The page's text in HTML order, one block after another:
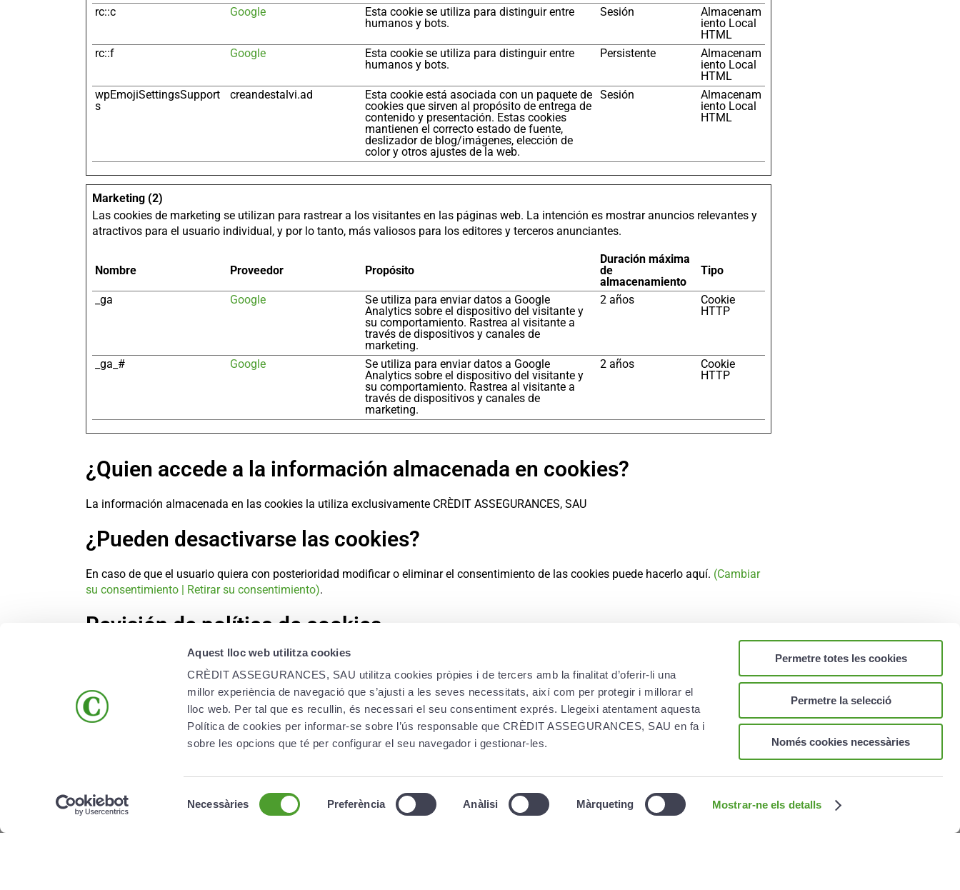
Aquest lloc web utilitza cookies
CRÈDIT ASSEGURANCES, SAU utilitza cookies pròpies i de tercers amb la finalitat d’oferir-li una
millor experiència de navegació que s’ajusti a les seves necessitats, així com per protegir i millorar el
lloc web. Per tal que es recullin, és necessari el seu consentiment exprés. Llegeixi atentament aquesta
Política de cookies per informar-se sobre l’ús responsable que CRÈDIT ASSEGURANCES, SAU en fa i
sobre les opcions que té per configurar el seu navegador i gestionar-les.
Necessàries Preferència Anàlisi Màrqueting Mostrar-ne els detalls
Permetre totes les cookies
Permetre la selecció
Només cookies necessàries
rc::c
Google
Esta cookie se utiliza para distinguir entre
humanos y bots.
Sesión
Almacenam
iento Local
HTML
rc::f
Google
Esta cookie se utiliza para distinguir entre
humanos y bots.
Persistente
Almacenam
iento Local
HTML
wpEmojiSettingsSupport
s
creandestalvi.ad
Esta cookie está asociada con un paquete de
cookies que sirven al propósito de entrega de
contenido y presentación. Estas cookies
mantienen el correcto estado de fuente,
deslizador de blog/imágenes, elección de
color y otros ajustes de la web.
Sesión
Almacenam
iento Local
HTML
Marketing (2)
Las cookies de marketing se utilizan para rastrear a los visitantes en las páginas web. La intención es mostrar anuncios relevantes y
atractivos para el usuario individual, y por lo tanto, más valiosos para los editores y terceros anunciantes.
Nombre Proveedor Propósito
Duración máxima
de
almacenamiento
Tipo
_ga Google
Se utiliza para enviar datos a Google
Analytics sobre el dispositivo del visitante y
su comportamiento. Rastrea al visitante a
través de dispositivos y canales de
marketing.
2 años
Cookie
HTTP
_ga_# Google
Se utiliza para enviar datos a Google
Analytics sobre el dispositivo del visitante y
su comportamiento. Rastrea al visitante a
través de dispositivos y canales de
marketing.
2 años
Cookie
HTTP
¿Quien accede a la información almacenada en cookies?
La información almacenada en las cookies la utiliza exclusivamente CRÈDIT ASSEGURANCES, SAU
¿Pueden desactivarse las cookies?
En caso de que el usuario quiera con posterioridad modificar o eliminar el consentimiento de las cookies puede hacerlo aquí. (Cambiar
su consentimiento | Retirar su consentimiento).
Revisión de política de cookies
CRÈDIT ASSEGURANCES, SAU y las empresas del grupo pueden modificar esta Política de cookies en función de exigencias legales,
regulatorias, o con el fin de adaptar dicha política a las instrucciones y recomendaciones dictadas por los reguladores
ENLACES DE INTERÉS
Creand Vida
PRODUCTOS
Plan de jubilación
Plan de estudiante
LEGAL
Política de privacidad
Aviso legal